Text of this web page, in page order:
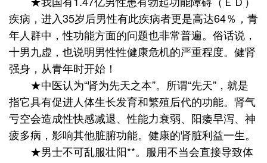
疾病，进入35岁后男性有此疾病者更是高达64％，青
年人群中，性功能方面的问题也非常普遍。俗话说，
十男九虚，也说明男性性健康危机的严重程度。健肾
强身，从青年时开始！
★中医认为“肾为先天之本”。所谓“先天”，就是
指它具有促进人体生长发育和繁殖后代的功能。肾气
亏空会造成性快感减退、性能力衰弱、阳痿早泻、神
疲多病，影响其他脏腑功能。健康的肾脏利益一生。
★男士不可乱服壮阳**。服用不当会直接导致体